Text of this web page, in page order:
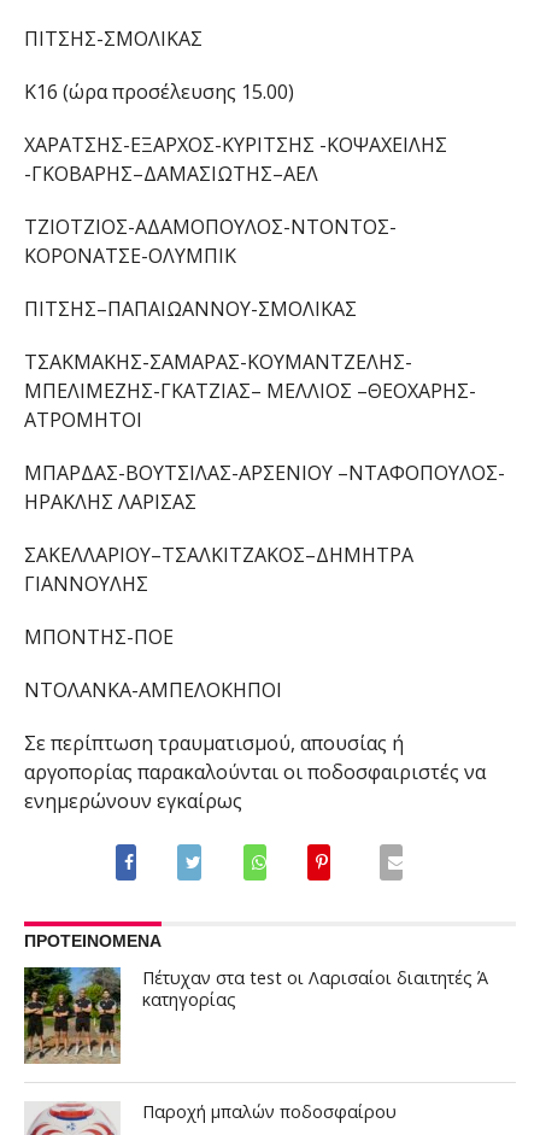
ΠΙΤΣΗΣ-ΣΜΟΛΙΚΑΣ
Κ16 (ώρα προσέλευσης 15.00)
ΧΑΡΑΤΣΗΣ-ΕΞΑΡΧΟΣ-ΚΥΡΙΤΣΗΣ -ΚΟΨΑΧΕΙΛΗΣ
-ΓΚΟΒΑΡΗΣ–ΔΑΜΑΣΙΩΤΗΣ–ΑΕΛ
ΤΖΙΟΤΖΙΟΣ-ΑΔΑΜΟΠΟΥΛΟΣ-ΝΤΟΝΤΟΣ-
ΚΟΡΟΝΑΤΣΕ-ΟΛΥΜΠΙΚ
ΠΙΤΣΗΣ–ΠΑΠΑΙΩΑΝΝΟΥ-ΣΜΟΛΙΚΑΣ
ΤΣΑΚΜΑΚΗΣ-ΣΑΜΑΡΑΣ-ΚΟΥΜΑΝΤΖΕΛΗΣ-
ΜΠΕΛΙΜΕΖΗΣ-ΓΚΑΤΖΙΑΣ– ΜΕΛΛΙΟΣ –ΘΕΟΧΑΡΗΣ-
ΑΤΡΟΜΗΤΟΙ
ΜΠΑΡΔΑΣ-ΒΟΥΤΣΙΛΑΣ-ΑΡΣΕΝΙΟΥ–ΝΤΑΦΟΠΟΥΛΟΣ-
ΗΡΑΚΛΗΣ ΛΑΡΙΣΑΣ
ΣΑΚΕΛΛΑΡΙΟΥ–ΤΣΑΛΚΙΤΖΑΚΟΣ–ΔΗΜΗΤΡΑ
ΓΙΑΝΝΟΥΛΗΣ
ΜΠΟΝΤΗΣ-ΠΟΕ
ΝΤΟΛΑΝΚΑ-ΑΜΠΕΛΟΚΗΠΟΙ
Σε περίπτωση τραυματισμού, απουσίας ή
αργοπορίας παρακαλούνται οι ποδοσφαιριστές να
ενημερώνουν εγκαίρως
ΠΡΟΤΕΙΝΟΜΕΝΑ
Πέτυχαν στα test οι Λαρισαίοι διαιτητές Ά
κατηγορίας
Παροχή μπαλών ποδοσφαίρου